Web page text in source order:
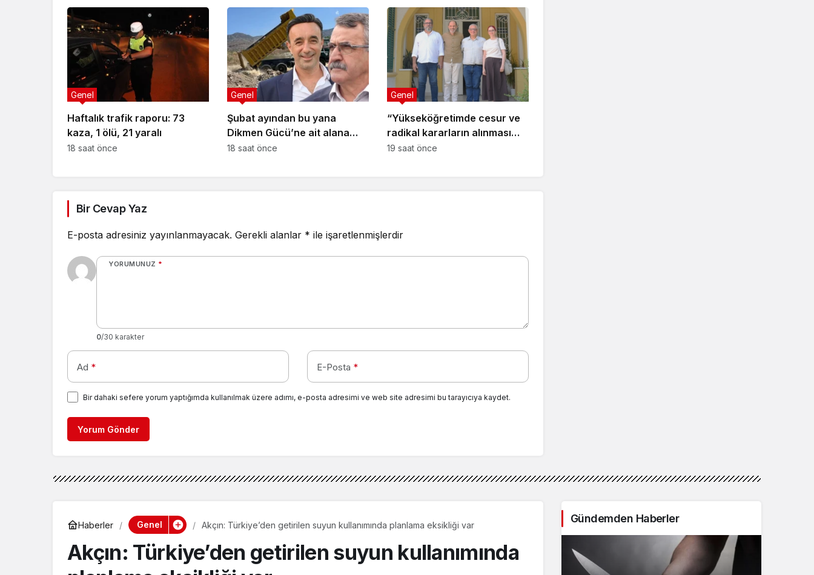
var”
Haftalık trafik raporu: 73
kaza, 1 ölü, 21 yaralı
Genel
18 saat önce
Şubat ayından bu yana
Dikmen Gücü’ne ait alana
moloz dökülüyor!
Genel
18 saat önce
“Yükseköğretimde cesur ve
radikal kararların alınması
kaçınılmaz”
Genel
19 saat önce
Bir Cevap Yaz
E-posta adresiniz yayınlanmayacak. Gerekli alanlar * ile işaretlenmişlerdir
YORUMUNUZ *
0/30 karakter
Ad * E-Posta *
Bir dahaki sefere yorum yaptığımda kullanılmak üzere adımı, e-posta adresimi ve web site adresimi bu tarayıcıya kaydet.
Yorum Gönder
Haberler Genel Akçın: Türkiye’den getirilen suyun kullanımında planlama eksikliği var
Akçın: Türkiye’den getirilen suyun kullanımında
Gündemden Haberler